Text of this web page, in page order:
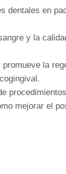
dentales en
y la
la
mejorar el